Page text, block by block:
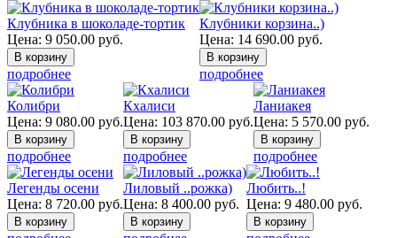
Клубника в шоколаде-тортик
Цена: 9 050.00 руб.
подробнее
Клубники корзина..)
Цена: 14 690.00 руб.
подробнее
Колибри
Цена: 9 080.00 руб.
подробнее
Кхалиси
Цена: 103 870.00 руб.
подробнее
Ланиакея
Цена: 5 570.00 руб.
подробнее
Легенды осени
Цена: 8 720.00 руб.
Лиловый ..рожка)
Цена: 8 400.00 руб.
Любить..!
Цена: 9 480.00 руб.